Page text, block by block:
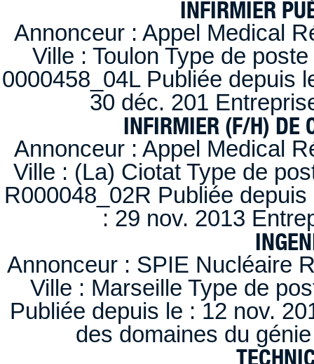
INFIRMIER
Annonceur : Appel Medical
Ville : Toulon Type de
0000458_04L Publiée depuis
30 déc. 201
INFIRMIER (F/H) DE
Annonceur : Appel Medical
Ville : (La) Ciotat Type de
R000048_02R Publiée
: 29 nov. 2013
Annonceur : SPIE Nucléaire
Ville : Marseille Type de
Publiée depuis le : 12 nov.
des domaines du